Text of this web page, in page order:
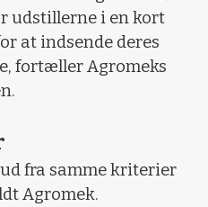
udstillerne i en kort
at indsende deres
fortæller Agromeks
fra samme kriterier
Agromek.